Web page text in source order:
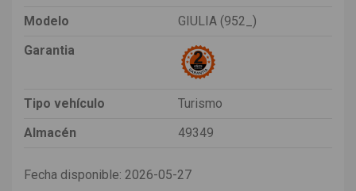
Modelo
GIULIA (952_)
Garantia
Tipo vehículo
Turismo
Almacén
49349
Fecha disponible: 2026-05-27